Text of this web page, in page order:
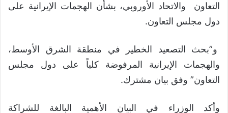
التعاون والاتحاد الأوروبي، بشأن الهجمات الإيرانية على
دول مجلس التعاون.
و”بحث التصعيد الخطير في منطقة الشرق الأوسط،
والهجمات الإيرانية المرفوضة كلياً على دول مجلس
التعاون” وفق بيان مشترك.
وأكد الوزراء في البيان الأهمية البالغة للشراكة